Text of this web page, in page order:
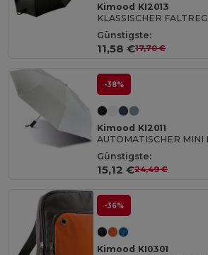
Kimood KI2013
Günstigste:
11,58 €17,70 €
-38%
Kimood KI2011
AUTOMATISCHER MINI
Günstigste:
15,12 €24,49 €
-36%
Kimood KI0301